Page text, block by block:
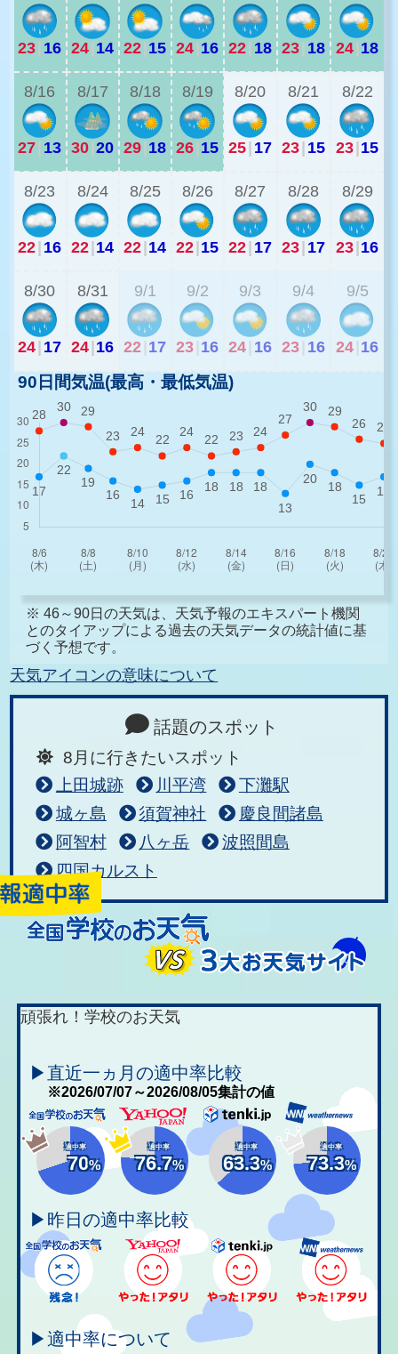
23| 16 24|14 22|15 24|16 22| 18 23| 18 24|18
8/16
27| 13
8/17
30|20
8/18
29|18
8/19
26|15
8/20
25| 17
8/21
23| 15
8/22
23|15
8/23
22| 16
8/24
22|14
8/25
22|14
8/26
22|15
8/27
22| 17
8/28
23| 17
8/29
23|16
8/30
24| 17
8/31
24|16
9/1
22 17
9/2
23 16
9/3
24 16
9/4
23 16
9/5
24 16
90日間気温(最高・最低気温)
※ 46～90日の天気は、天気予報のエキスパート機関
とのタイアップによる過去の天気データの統計値に基
づく予想です。
天気アイコンの意味について
話題のスポット
8月に行きたいスポット
上田城跡
川平湾
下灘駅
城ヶ島
須賀神社
慶良間諸島
阿智村
八ヶ岳
波照間島
四国カルスト
頑張れ！学校のお天気
▶直近一ヵ月の適中率比較
※2026/07/07～2026/08/05集計の値
適中率
70%
適中率
76.7%
適中率
63.3%
適中率
73.3%
▶昨日の適中率比較
▶適中率について